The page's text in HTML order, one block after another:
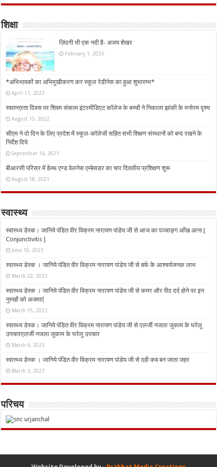
शिक्षा
ज़िंदगी भी एक नदी है- अजय शेखर
February 1, 2026
*अभिभावकों का अभिमुखीकरण कर स्कूल रेडीनेस का हुआ शुभारम्भ*
April 11, 2023
स्वतन्त्रता दिवस पर शिवम संकल्प इंटरमीडिएट कॉलेज के बच्चों ने निकाला झांकी के मनोरम दृश्य
August 15, 2022
सीएम ने दो दिन के लिए प्रदेश में स्कूल-कॉलेजों सहित सभी शिक्षण संस्थानों को बन्द रखने के
निर्देश दिये
September 16, 2021
बीआरसी परिसर में हेल्थ एण्ड वेलनेस एम्बेसडर का चार दिवसीय प्रशिक्षण शुरू
August 18, 2021
स्वास्थ्य
स्वास्थ्य डेस्क। जानिये पंडित वीर विक्रम नारायण पांडेय जी से आज का पञ्चाङ्ग आँख आना [
Conjunctivitis ]
June 10, 2023
स्वास्थ्य डेस्क । जानिये पंडित वीर विक्रम नारायण पांडेय जी से बर्फ के आश्चर्यजनक लाभ
March 22, 2023
स्वास्थ्य डेस्क । जानिये पंडित वीर विक्रम नारायण पांडेय जी से कमर और पीठ दर्द होने पर इन
नुस्‍खों को अजमाएं
March 15, 2023
स्वास्थ्य डेस्क। जानिये पंडित वीर विक्रम नारायण पांडेय जी से एलर्जी नजला जुकाम के घरेलू
उपचारएलर्जी नजला जुकाम के घरेलू उपचार
March 6, 2023
स्वास्थ्य डेस्क । जानिये पंडित वीर विक्रम नारायण पांडेय जी से दही कब बन जाता जहर
March 3, 2023
परिचय